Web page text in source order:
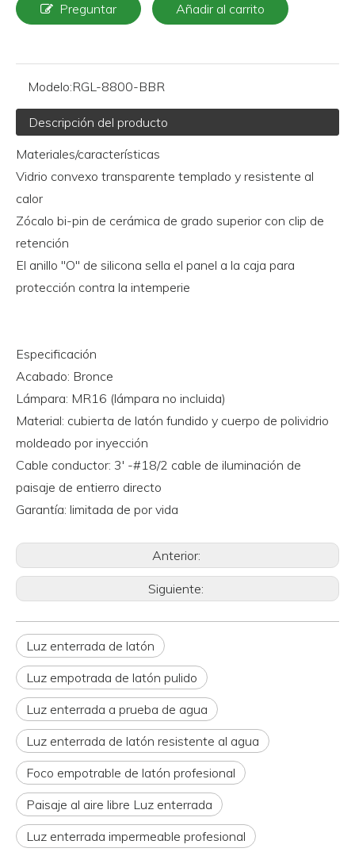
Preguntar Añadir al carrito
Modelo:RGL-8800-BBR
Descripción del producto
Materiales/características
Vidrio convexo transparente templado y resistente al
calor
Zócalo bi-pin de cerámica de grado superior con clip de
retención
El anillo "O" de silicona sella el panel a la caja para
protección contra la intemperie
Especificación
Acabado: Bronce
Lámpara: MR16 (lámpara no incluida)
Material: cubierta de latón fundido y cuerpo de polividrio
moldeado por inyección
Cable conductor: 3' -#18/2 cable de iluminación de
paisaje de entierro directo
Garantía: limitada de por vida
Anterior:
Siguiente:
Luz enterrada de latón
Luz empotrada de latón pulido
Luz enterrada a prueba de agua
Luz enterrada de latón resistente al agua
Foco empotrable de latón profesional
Paisaje al aire libre Luz enterrada
Luz enterrada impermeable profesional